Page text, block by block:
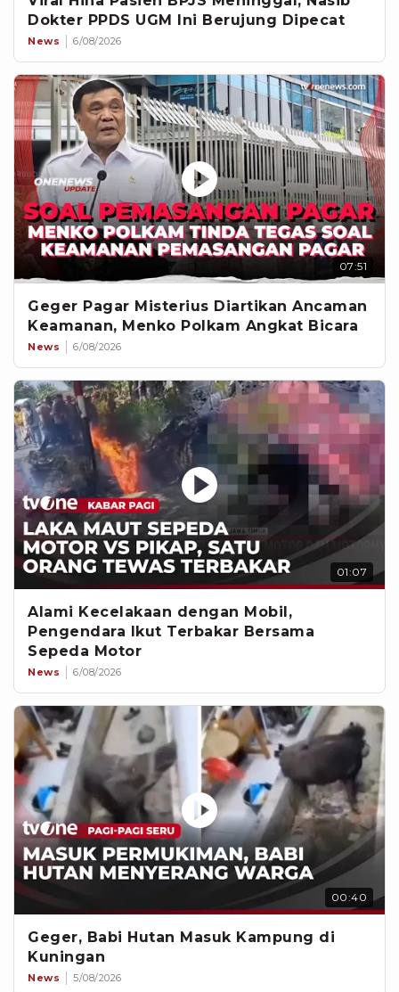
Dokter PPDS UGM Ini Berujung Dipecat
News 6/08/2026
07:51
Geger Pagar Misterius Diartikan Ancaman
Keamanan, Menko Polkam Angkat Bicara
News 6/08/2026
01:07
Alami Kecelakaan dengan Mobil,
Pengendara Ikut Terbakar Bersama
Sepeda Motor
News 6/08/2026
00:40
Geger, Babi Hutan Masuk Kampung di
Kuningan
News 5/08/2026